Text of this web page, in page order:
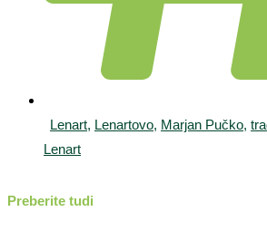
Lenart, Lenartovo, Marjan Pučko,
Lenart
Preberite tudi